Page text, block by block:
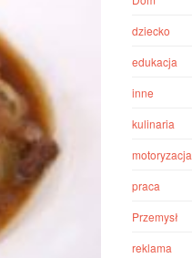
dziecko
edukacja
inne
kulinaria
motoryzacja
praca
Przemysł
reklama